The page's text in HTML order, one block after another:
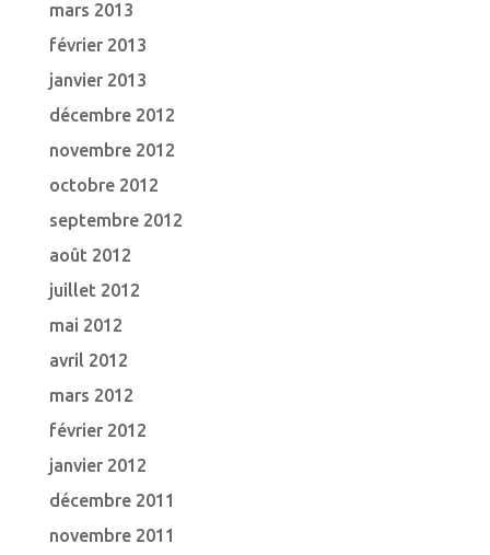
mars 2013
février 2013
janvier 2013
décembre 2012
novembre 2012
octobre 2012
septembre 2012
août 2012
juillet 2012
mai 2012
avril 2012
mars 2012
février 2012
janvier 2012
décembre 2011
novembre 2011